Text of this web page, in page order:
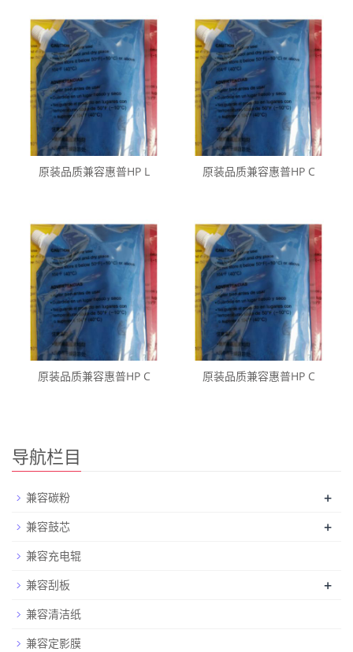
原装品质兼容惠普HP L 原装品质兼容惠普HP C
原装品质兼容惠普HP C 原装品质兼容惠普HP C
导航栏目
兼容碳粉 +
兼容鼓芯 +
兼容充电辊
兼容刮板
+
兼容清洁纸
兼容定影膜